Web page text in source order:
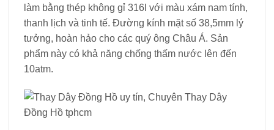
làm bằng thép không gỉ 316l với màu xám nam tính,
thanh lịch và tinh tế. Đường kính mặt số 38,5mm lý
tưởng, hoàn hảo cho các quý ông Châu Á. Sản
phẩm này có khả năng chống thấm nước lên đến
10atm.